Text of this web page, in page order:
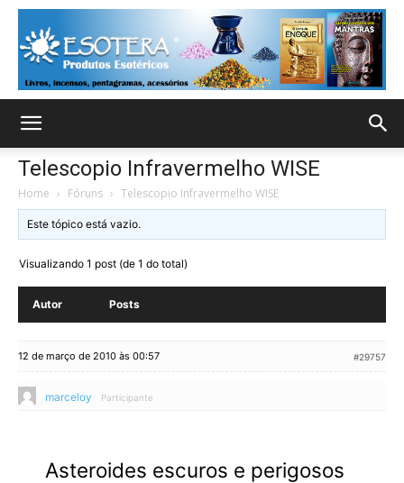
Telescopio Infravermelho WISE
Home › Fóruns › Telescopio Infravermelho WISE
Este tópico está vazio.
Visualizando 1 post (de 1 do total)
Autor Posts
12 de março de 2010 às 00:57 #29757
marceloy Participante
Asteroides escuros e perigosos